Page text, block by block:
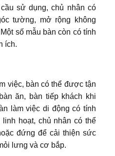
sử dụng, chủ nhân có
tường, mở rộng không
số mẫu bàn còn có tính
ích.
việc, bàn có thể được tận
ăn, bàn tiếp khách khi
làm việc di động có tính
hoạt, chủ nhân có thể
đứng để cải thiện sức
lưng và cơ bắp.